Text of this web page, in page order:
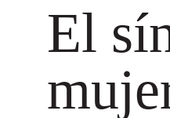
El